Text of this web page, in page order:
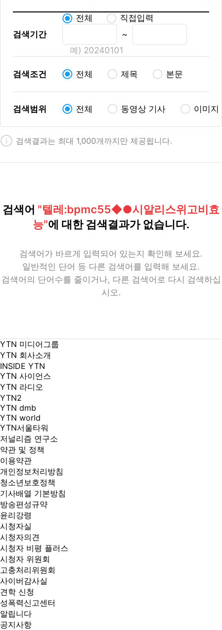
검색기간
전체
직접입력
~
예) 20240101
검색조건 전체 제목 본문
검색범위 전체 동영상 기사 이미지
검색결과는 최대 1,000개까지만 제공됩니다.
검색어 "텔레:bpmc55◆●시알리스위고비효
능"에 대한 검색결과가 없습니다.
검색어가 바르게 입력되어 있는지 확인해 보세요.
일반적인 단어 등 다른 검색어를 입력해 보세요.
검색어의 단어수를 줄이거나, 다른 검색어로 다시 검색하십
시오.
YTN 미디어그룹
YTN 회사소개
INSIDE YTN
YTN 사이언스
YTN 라디오
YTN2
YTN dmb
YTN world
YTN서울타워
저널리즘 연구소
약관 및 정책
이용약관
개인정보처리방침
청소년보호정책
기사배열 기본방침
방송편성규약
윤리강령
시청자실
시청자의견
시청자 비평 플러스
시청자 위원회
고충처리위원회
사이버감사실
견학 신청
성폭력신고센터
알립니다
공지사항